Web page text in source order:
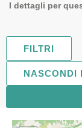
I dettagli per
FILTRI
NASCONDI